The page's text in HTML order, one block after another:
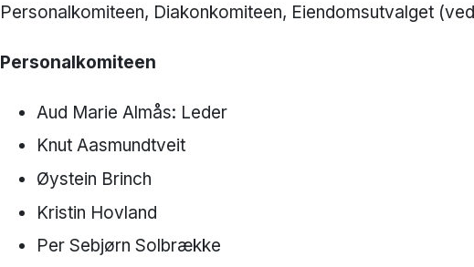
Personalkomiteen, Diakonkomiteen, Eiendomsutvalget
Personalkomiteen
Aud Marie Almås: Leder
Knut Aasmundtveit
Øystein Brinch
Kristin Hovland
Per Sebjørn Solbrække